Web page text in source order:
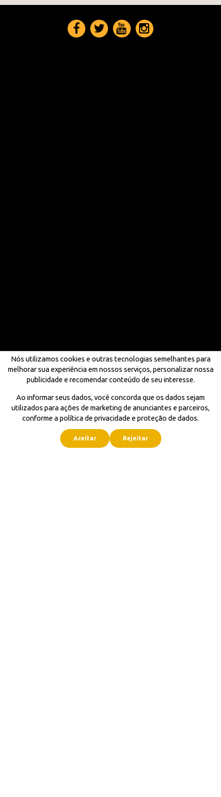
Nós utilizamos cookies e outras tecnologias semelhantes para
melhorar sua experiência em nossos serviços, personalizar nossa
publicidade e recomendar conteúdo de seu interesse.
Ao informar seus dados, você concorda que os dados sejam
utilizados para ações de marketing de anunciantes e parceiros,
conforme a política de privacidade e proteção de dados.
Aceitar Rejeitar